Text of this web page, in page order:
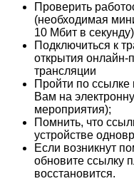
Проверить
(необходимая
10 Мбит в
Подключиться к
открытия онлайн-
трансляции
Пройти по ссылке
Вам на
мероприятия);
Помнить, что
устройстве
Если возникнут
обновите ссылку
восстановится.